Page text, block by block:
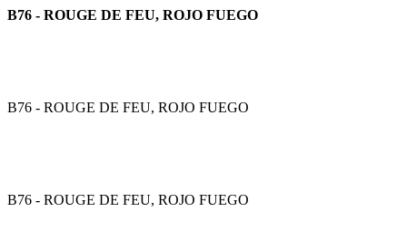
B76 - ROUGE DE FEU, ROJO FUEGO
B76 - ROUGE DE FEU, ROJO FUEGO
B76 - ROUGE DE FEU, ROJO FUEGO